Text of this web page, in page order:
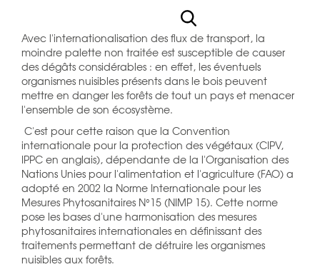
Avec l'internationalisation des flux de transport, la
moindre palette non traitée est susceptible de causer
des dégâts considérables : en effet, les éventuels
organismes nuisibles présents dans le bois peuvent
mettre en danger les forêts de tout un pays et menacer
l'ensemble de son écosystème.
C'est pour cette raison que la Convention
internationale pour la protection des végétaux (CIPV,
IPPC en anglais), dépendante de la l'Organisation des
Nations Unies pour l'alimentation et l'agriculture (FAO) a
adopté en 2002 la Norme Internationale pour les
Mesures Phytosanitaires N°15 (NIMP 15). Cette norme
pose les bases d'une harmonisation des mesures
phytosanitaires internationales en définissant des
traitements permettant de détruire les organismes
nuisibles aux forêts.